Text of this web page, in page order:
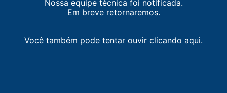
92.7 FM
Nossa equipe técnica foi notificada.
Em breve retornaremos.
Você também pode tentar ouvir clicando aqui.